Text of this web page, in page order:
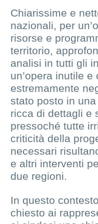
Chiarissime e
nazionali, per
risorse e
territorio,
analisi in tutti gli
un’opera inutile
estremamente
stato posto in
ricca di dettagli e
pressoché tutte
criticità della
necessari
e altri interventi
due regioni.
In questo
chiesto ai